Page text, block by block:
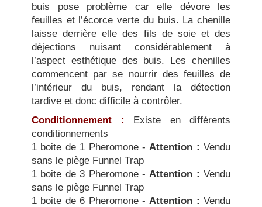
buis pose problème car elle dévore les
feuilles et l’écorce verte du buis. La chenille
laisse derrière elle des fils de soie et des
déjections nuisant considérablement à
l’aspect esthétique des buis. Les chenilles
commencent par se nourrir des feuilles de
l’intérieur du buis, rendant la détection
tardive et donc difficile à contrôler.
Conditionnement : Existe en différents
conditionnements
1 boite de 1 Pheromone -Attention : Vendu
sans le piège Funnel Trap
1 boite de 3 Pheromone -Attention : Vendu
sans le piège Funnel Trap
1 boite de 6 Pheromone -Attention : Vendu